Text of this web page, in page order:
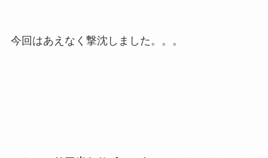
今回はあえなく撃沈しました。。。